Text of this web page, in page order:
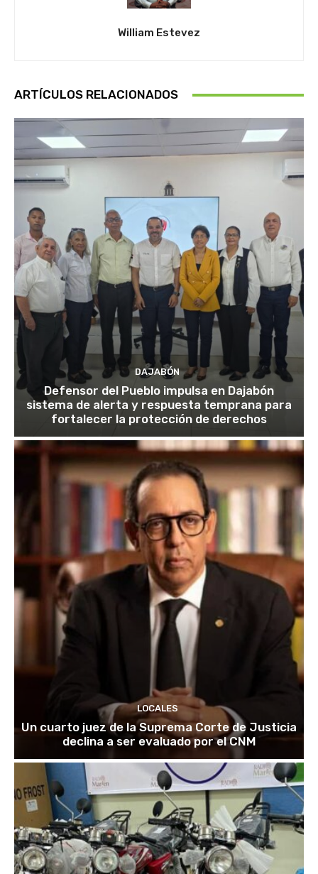
William Estevez
ARTÍCULOS RELACIONADOS
DAJABÓN
Defensor del Pueblo impulsa en Dajabón
sistema de alerta y respuesta temprana para
fortalecer la protección de derechos
LOCALES
Un cuarto juez de la Suprema Corte de Justicia
declina a ser evaluado por el CNM